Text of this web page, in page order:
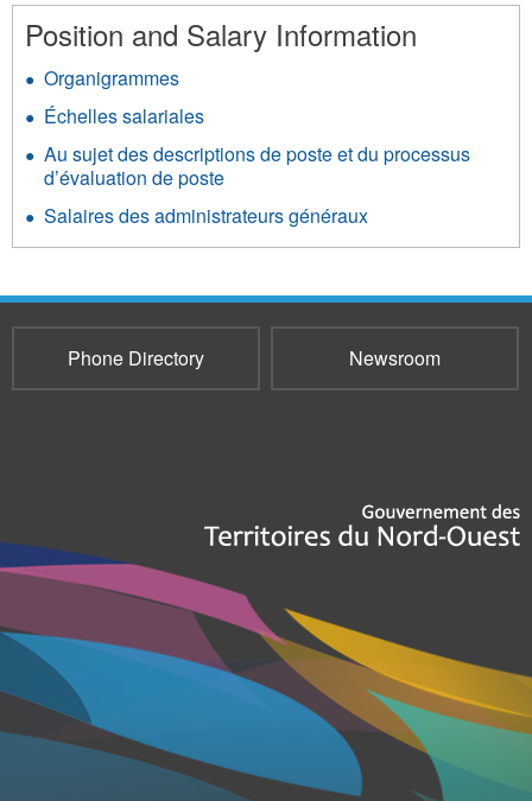
Position and Salary Information
Organigrammes
Échelles salariales
Au sujet des descriptions de poste et du processus
d’évaluation de poste
Salaires des administrateurs généraux
Phone Directory Newsroom